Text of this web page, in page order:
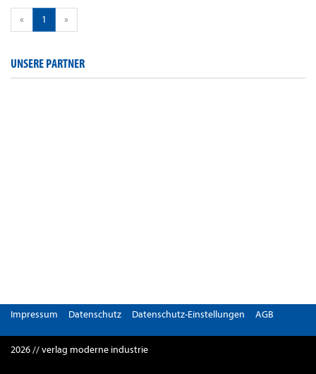
« 1 »
UNSERE PARTNER
Impressum Datenschutz Datenschutz-Einstellungen AGB
2026 // verlag moderne industrie